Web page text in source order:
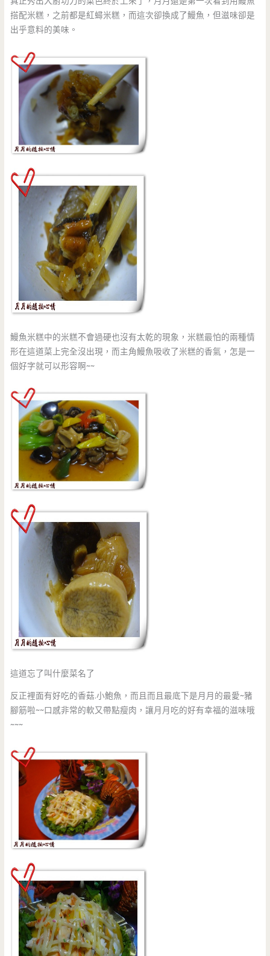
搭配米糕，之前都是紅蟳米糕，而這次卻換成了鰻魚，但滋味卻是
出乎意料的美味。
鰻魚米糕中的米糕不會過硬也沒有太乾的現象，米糕最怕的兩種情
形在這道菜上完全沒出現，而主角鰻魚吸收了米糕的香氣，怎是一
個好字就可以形容啊~~
這道忘了叫什麼菜名了
反正裡面有好吃的香菇.小鮑魚，而且而且最底下是月月的最愛~豬
腳筋啦~~口感非常的軟又帶點瘦肉，讓月月吃的好有幸福的滋味哦
~~~